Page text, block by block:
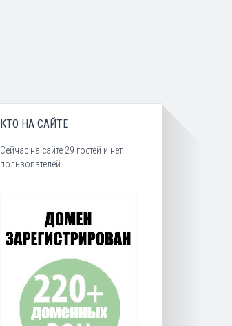
КТО НА САЙТЕ
Сейчас на сайте 29 гостей и нет
пользователей